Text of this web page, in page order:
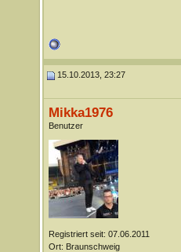
15.10.2013, 23:27
Mikka1976
Benutzer
Registriert seit: 07.06.2011
Ort: Braunschweig